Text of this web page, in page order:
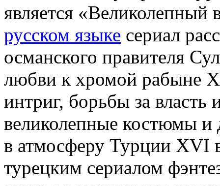
является «Великолепный
русском языке сериал
османского правителя
любви к хромой рабыне
интриг, борьбы за
великолепные костюмы и
в атмосферу Турции XVI
турецким сериалом